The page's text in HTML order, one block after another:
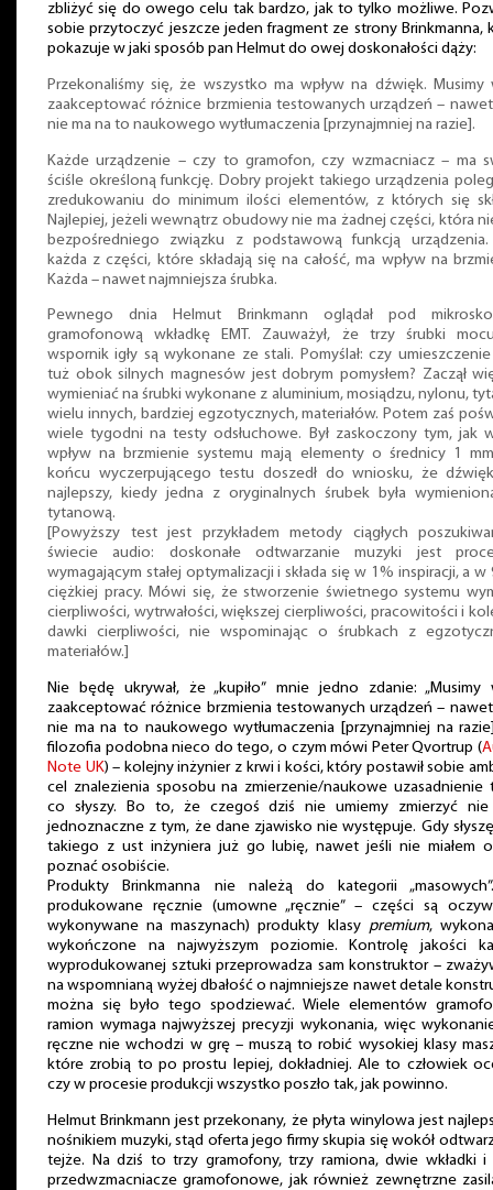
zbliżyć się do owego celu tak bardzo, jak to tylko możliwe.
sobie przytoczyć jeszcze jeden fragment ze strony Brinkmanna,
pokazuje w jaki sposób pan Helmut do owej doskonałości dąży:
Przekonaliśmy się, że wszystko ma wpływ na dźwięk. Musimy
zaakceptować różnice brzmienia testowanych urządzeń –
nie ma na to naukowego wytłumaczenia [przynajmniej na razie].
Każde urządzenie – czy to gramofon, czy wzmacniacz – ma
ściśle określoną funkcję. Dobry projekt takiego urządzenia
zredukowaniu do minimum ilości elementów, z których się
Najlepiej, jeżeli wewnątrz obudowy nie ma żadnej części, która
bezpośredniego związku z podstawową funkcją
każda z części, które składają się na całość, ma wpływ na
Każda – nawet najmniejsza śrubka.
Pewnego dnia Helmut Brinkmann oglądał pod
gramofonową wkładkę EMT. Zauważył, że trzy śrubki
wspornik igły są wykonane ze stali. Pomyślał: czy
tuż obok silnych magnesów jest dobrym pomysłem? Zaczął
wymieniać na śrubki wykonane z aluminium, mosiądzu, nylonu,
wielu innych, bardziej egzotycznych, materiałów. Potem zaś
wiele tygodni na testy odsłuchowe. Był zaskoczony tym, jak
wpływ na brzmienie systemu mają elementy o średnicy 1
końcu wyczerpującego testu doszedł do wniosku, że
najlepszy, kiedy jedna z oryginalnych śrubek była
tytanową.
[Powyższy test jest przykładem metody ciągłych
świecie audio: doskonałe odtwarzanie muzyki jest
wymagającym stałej optymalizacji i składa się w 1% inspiracji, a w
ciężkiej pracy. Mówi się, że stworzenie świetnego systemu
cierpliwości, wytrwałości, większej cierpliwości, pracowitości i
dawki cierpliwości, nie wspominając o śrubkach z
materiałów.]
Nie będę ukrywał, że „kupiło” mnie jedno zdanie: „Musimy
zaakceptować różnice brzmienia testowanych urządzeń –
nie ma na to naukowego wytłumaczenia [przynajmniej na
filozofia podobna nieco do tego, o czym mówi Peter Qvortrup (
Note UK) – kolejny inżynier z krwi i kości, który postawił sobie
cel znalezienia sposobu na zmierzenie/naukowe uzasadnienie
co słyszy. Bo to, że czegoś dziś nie umiemy zmierzyć
jednoznaczne z tym, że dane zjawisko nie występuje. Gdy
takiego z ust inżyniera już go lubię, nawet jeśli nie miałem
poznać osobiście.
Produkty Brinkmanna nie należą do kategorii
produkowane ręcznie (umowne „ręcznie” – części są
wykonywane na maszynach) produkty klasy premium,
wykończone na najwyższym poziomie. Kontrolę jakości
wyprodukowanej sztuki przeprowadza sam konstruktor –
na wspomnianą wyżej dbałość o najmniejsze nawet detale
można się było tego spodziewać. Wiele elementów
ramion wymaga najwyższej precyzji wykonania, więc
ręczne nie wchodzi w grę – muszą to robić wysokiej klasy
które zrobią to po prostu lepiej, dokładniej. Ale to człowiek
czy w procesie produkcji wszystko poszło tak, jak powinno.
Helmut Brinkmann jest przekonany, że płyta winylowa jest
nośnikiem muzyki, stąd oferta jego firmy skupia się wokół
tejże. Na dziś to trzy gramofony, trzy ramiona, dwie wkładki i
przedwzmacniacze gramofonowe, jak również zewnętrzne